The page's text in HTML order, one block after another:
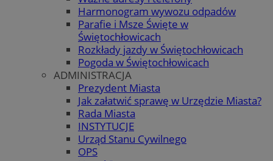
Harmonogram wywozu odpadów
Parafie i Msze Święte w
Świętochłowicach
Rozkłady jazdy w Świętochłowicach
Pogoda w Świętochłowicach
ADMINISTRACJA
Prezydent Miasta
Jak załatwić sprawę w Urzędzie Miasta?
Rada Miasta
INSTYTUCJE
Urząd Stanu Cywilnego
OPS